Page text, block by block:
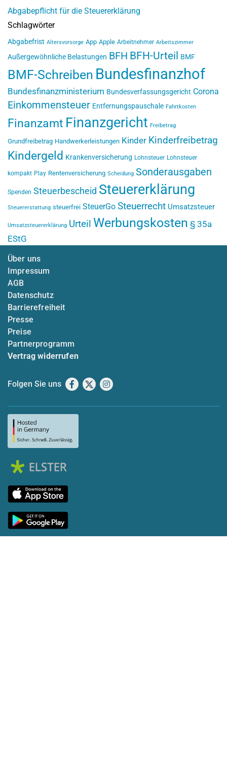
Abgabepflicht für die Steuererklärung
Schlagwörter
Abgabefrist Altersvorsorge App Apple Arbeitnehmer Arbeitszimmer
Außergewöhnliche Belastungen BFH BFH-Urteil BMF
BMF-Schreiben Bundesfinanzhof
Bundesfinanzministerium Bundesverfassungsgericht Corona
Einkommensteuer Entfernungspauschale Fahrtkosten
Finanzamt Finanzgericht Freibetrag
Grundfreibetrag Handwerkerleistungen Kinder Kinderfreibetrag
Kindergeld Krankenversicherung Lohnsteuer Lohnsteuer
kompakt Play Rentenversicherung Scheidung Sonderausgaben
Spenden Steuerbescheid Steuererklärung
Steuererstattung steuerfrei SteuerGo Steuerrecht Umsatzsteuer
Umsatzsteuererklärung Urteil Werbungskosten § 35a
EStG
Über uns
Impressum
AGB
Datenschutz
Barrierefreiheit
Presse
Preise
Partnerprogramm
Vertrag widerrufen
Folgen Sie uns Facebook
X Instagram